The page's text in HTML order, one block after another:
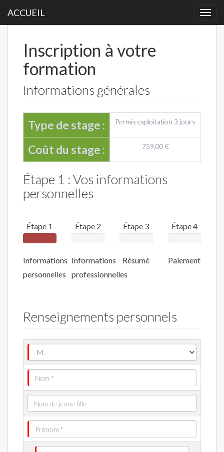
ACCUEIL
Inscription à votre
formation
Informations générales
Type de stage : Permis exploitation 3 jours
Coût du stage : 759,00 €
Étape 1 : Vos informations
personnelles
Étape 1
Informations
personnelles
Étape 2
Informations
professionnelles
Étape 3
Résumé
Étape 4
Paiement
Renseignements personnels